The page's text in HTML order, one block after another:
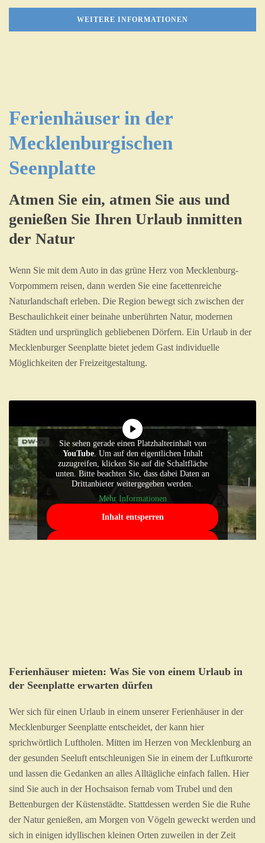
WEITERE INFORMATIONEN
Ferienhäuser in der
Mecklenburgischen
Seenplatte
Atmen Sie ein, atmen Sie aus und
genießen Sie Ihren Urlaub inmitten
der Natur
Wenn Sie mit dem Auto in das grüne Herz von Mecklenburg-
Vorpommern reisen, dann werden Sie eine facettenreiche
Naturlandschaft erleben. Die Region bewegt sich zwischen der
Beschaulichkeit einer beinahe unberührten Natur, modernen
Städten und ursprünglich gebliebenen Dörfern. Ein Urlaub in der
Mecklenburger Seenplatte bietet jedem Gast individuelle
Möglichkeiten der Freizeitgestaltung.
Sie sehen gerade einen Platzhalterinhalt von
YouTube. Um auf den eigentlichen Inhalt
zuzugreifen, klicken Sie auf die Schaltfläche
unten. Bitte beachten Sie, dass dabei Daten an
Drittanbieter weitergegeben werden.
Mehr Informationen
Inhalt entsperren
Ferienhäuser mieten: Was Sie von einem Urlaub in
der Seenplatte erwarten dürfen
Wer sich für einen Urlaub in einem unserer Ferienhäuser in der
Mecklenburger Seenplatte entscheidet, der kann hier
sprichwörtlich Luftholen. Mitten im Herzen von Mecklenburg an
der gesunden Seeluft entschleunigen Sie in einem der Luftkurorte
und lassen die Gedanken an alles Alltägliche einfach fallen. Hier
sind Sie auch in der Hochsaison fernab vom Trubel und den
Bettenburgen der Küstenstädte. Stattdessen werden Sie die Ruhe
der Natur genießen, am Morgen von Vögeln geweckt werden und
sich in einigen idyllischen kleinen Orten zuweilen in der Zeit